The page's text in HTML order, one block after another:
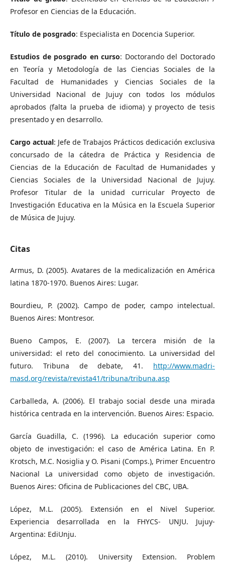
Profesor en Ciencias de la Educación.
Título de posgrado: Especialista en Docencia Superior.
Estudios de posgrado en curso: Doctorando del Doctorado
en Teoría y Metodología de las Ciencias Sociales de la
Facultad de Humanidades y Ciencias Sociales de la
Universidad Nacional de Jujuy con todos los módulos
aprobados (falta la prueba de idioma) y proyecto de tesis
presentado y en desarrollo.
Cargo actual: Jefe de Trabajos Prácticos dedicación exclusiva
concursado de la cátedra de Práctica y Residencia de
Ciencias de la Educación de Facultad de Humanidades y
Ciencias Sociales de la Universidad Nacional de Jujuy.
Profesor Titular de la unidad curricular Proyecto de
Investigación Educativa en la Música en la Escuela Superior
de Música de Jujuy.
Citas
Armus, D. (2005). Avatares de la medicalización en América
latina 1870-1970. Buenos Aires: Lugar.
Bourdieu, P. (2002). Campo de poder, campo intelectual.
Buenos Aires: Montresor.
Bueno Campos, E. (2007). La tercera misión de la
universidad: el reto del conocimiento. La universidad del
futuro. Tribuna de debate, 41. http://www.madri-
masd.org/revista/revista41/tribuna/tribuna.asp
Carballeda, A. (2006). El trabajo social desde una mirada
histórica centrada en la intervención. Buenos Aires: Espacio.
García Guadilla, C. (1996). La educación superior como
objeto de investigación: el caso de América Latina. En P.
Krotsch, M.C. Nosiglia y O. Pisani (Comps.), Primer Encuentro
Nacional La universidad como objeto de investigación.
Buenos Aires: Oficina de Publicaciones del CBC, UBA.
López, M.L. (2005). Extensión en el Nivel Superior.
Experiencia desarrollada en la FHYCS- UNJU. Jujuy-
Argentina: EdiUnju.
López, M.L. (2010). University Extension. Problem